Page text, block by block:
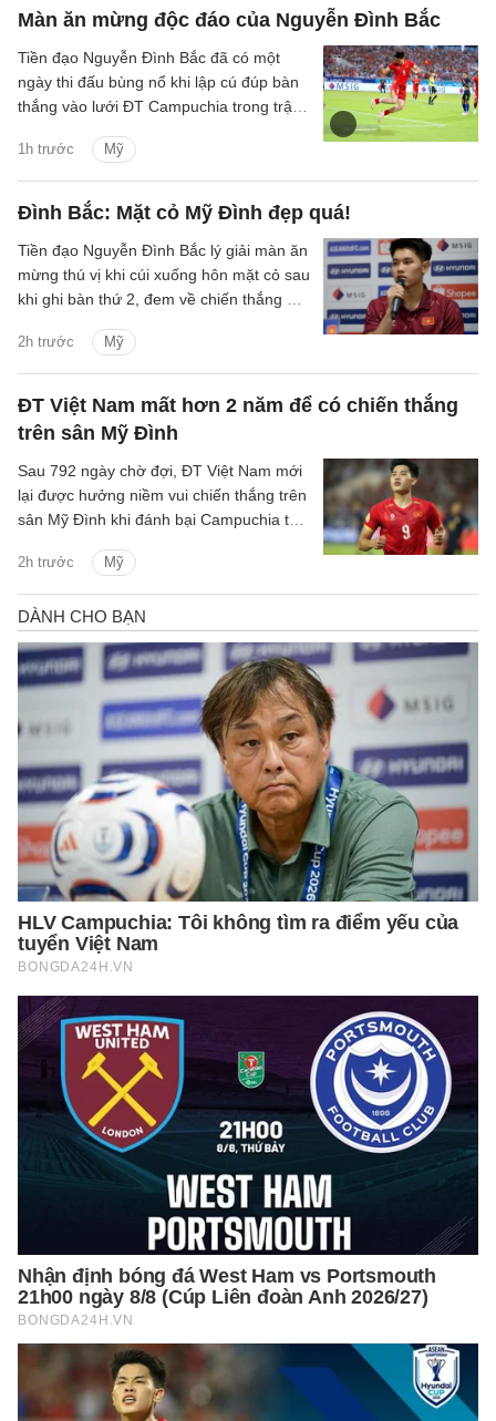
Màn ăn mừng độc đáo của Nguyễn Đình Bắc
1h trước Mỹ
Tiền đạo Nguyễn Đình Bắc đã có một
ngày thi đấu bùng nổ khi lập cú đúp bàn
thắng vào lưới ĐT Campuchia trong trận
Đình tối 7/8.
Đình Bắc: Mặt cỏ Mỹ Đình đẹp quá!
2h trước Mỹ
Tiền đạo Nguyễn Đình Bắc lý giải màn ăn
mừng thú vị khi cúi xuống hôn mặt cỏ sau
khi ghi bàn thứ 2, đem về chiến thắng 3-1
ĐT Việt Nam mất hơn 2 năm để có chiến thắng
trên sân Mỹ Đình
2h trước Mỹ
Sau 792 ngày chờ đợi, ĐT Việt Nam mới
lại được hưởng niềm vui chiến thắng trên
sân Mỹ Đình khi đánh bại Campuchia tỷ
Cup 2026.